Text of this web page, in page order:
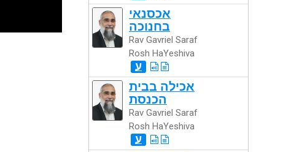
אכסנאי
בחנוכה
Rav Gavriel Saraf
Rosh HaYeshiva
ע
אכילה בבית
הכנסת
Rav Gavriel Saraf
Rosh HaYeshiva
ע